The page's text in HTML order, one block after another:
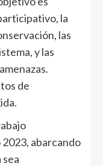
la
las
y las
de
abarcando